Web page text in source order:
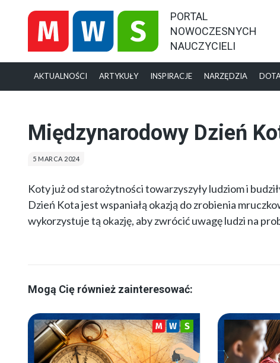
PORTAL
NOWOCZESNYCH
NAUCZYCIELI
AKTUALNOŚCI ARTYKUŁY INSPIRACJE NARZĘDZIA
Międzynarodowy Dzień
5 MARCA 2024
Koty już od starożytności towarzyszyły ludziom i
Dzień Kota jest wspaniałą okazją do zrobienia
wykorzystuje tą okazję, aby zwrócić uwagę ludzi na
Mogą Cię również zainteresować: